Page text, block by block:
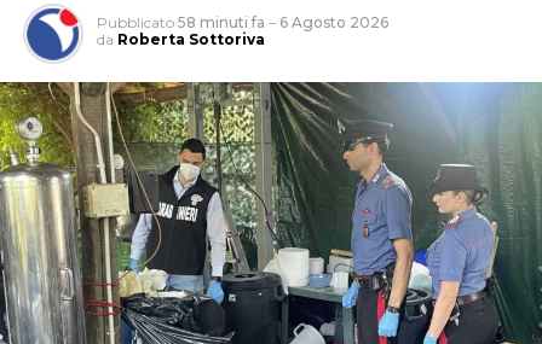
Pubblicato 58 minuti fa – 6 Agosto 2026
da Roberta Sottoriva